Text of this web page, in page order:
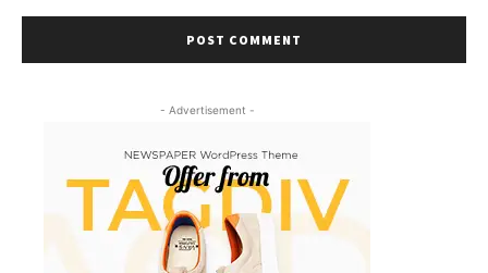
- Advertisement -